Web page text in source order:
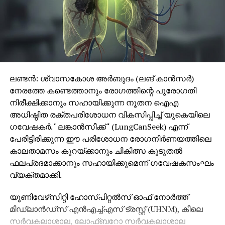
ലണ്ടന്‍: ശ്വാസകോശ അര്‍ബുദം (ലങ് കാന്‍സര്‍)
നേരത്തേ കണ്ടെത്താനും രോഗത്തിന്റെ പുരോഗതി
നിരീക്ഷിക്കാനും സഹായിക്കുന്ന നൂതന ഐഎ
അധിഷ്ഠിത രക്തപരിശോധന വികസിപ്പിച്ച് യുകെയിലെ
ഗവേഷകര്‍. ‘ ലങ്കാന്‍സീക്ക് ‘ (LungCanSeek) എന്ന്
പേരിട്ടിരിക്കുന്ന ഈ പരിശോധന രോഗനിര്‍ണയത്തിലെ
കാലതാമസം കുറയ്ക്കാനും ചികിത്സ കൂടുതല്‍
ഫലപ്രദമാക്കാനും സഹായിക്കുമെന്ന് ഗവേഷകസംഘം
വ്യക്തമാക്കി.
യൂണിവേഴ്‌സിറ്റി ഹോസ്പിറ്റല്‍സ് ഓഫ് നോര്‍ത്ത്
മിഡ്‌ലാന്‍ഡ്‌സ് എന്‍എച്ച്എസ് ട്രസ്റ്റ് (UHNM), കീലെ
സര്‍വകലാശാല, ലോഫ്ബറോ സര്‍വകലാശാല